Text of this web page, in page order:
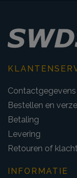
Contactgegevens
Bestellen en
Betaling
Levering
Retouren of
INFORMATIE